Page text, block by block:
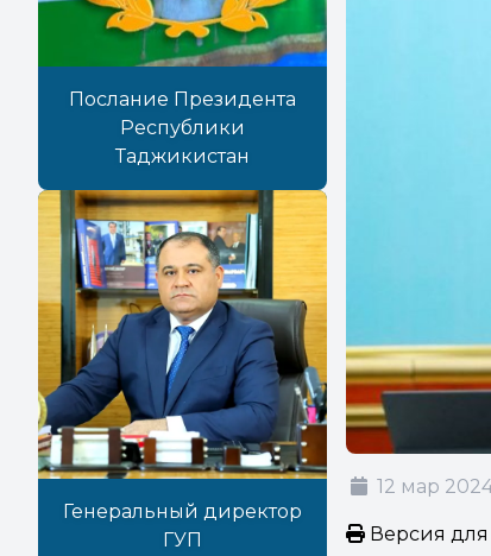
Послание Президента
Республики
Таджикистан
Генеральный директор
ГУП
12 мар
Версия для